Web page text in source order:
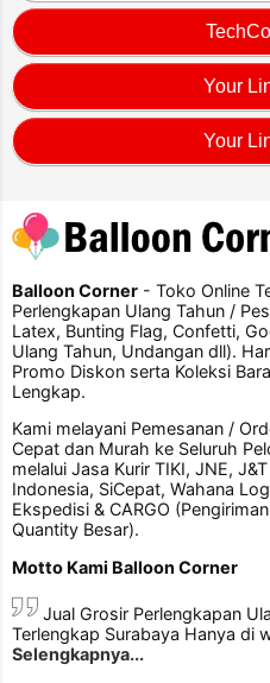
Your
Your
Balloon Corner - Toko Online
Perlengkapan Ulang Tahun /
Latex, Bunting Flag, Confetti,
Ulang Tahun, Undangan dll).
Promo Diskon serta Koleksi
Lengkap.
Kami melayani Pemesanan /
Cepat dan Murah ke Seluruh
melalui Jasa Kurir TIKI, JNE,
Indonesia, SiCepat, Wahana
Ekspedisi & CARGO
Quantity Besar).
Motto Kami Balloon Corner
Jual Grosir Perlengkapan
Terlengkap Surabaya Hanya di
Selengkapnya...